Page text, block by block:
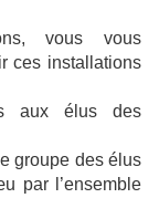
vous vous
ces installations
aux élus des
groupe des élus
par l’ensemble